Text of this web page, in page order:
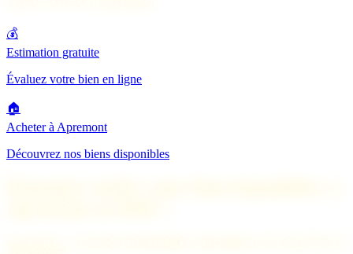
💰
Estimation gratuite
Évaluez votre bien en ligne
🏠
Acheter à Apremont
Découvrez nos biens disponibles